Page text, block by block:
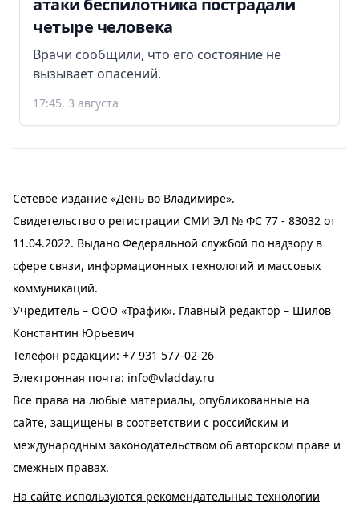
атаки беспилотника пострадали
четыре человека
Врачи сообщили, что его состояние не
вызывает опасений.
17:45, 3 августа
Сетевое издание «День во Владимире».
Свидетельство о регистрации СМИ ЭЛ № ФС 77 - 83032 от
11.04.2022. Выдано Федеральной службой по надзору в
сфере связи, информационных технологий и массовых
коммуникаций.
Учредитель – ООО «Трафик». Главный редактор – Шилов
Константин Юрьевич
Телефон редакции: +7 931 577-02-26
Электронная почта: info@vladday.ru
Все права на любые материалы, опубликованные на
сайте, защищены в соответствии с российским и
международным законодательством об авторском праве и
смежных правах.
На сайте используются рекомендательные технологии